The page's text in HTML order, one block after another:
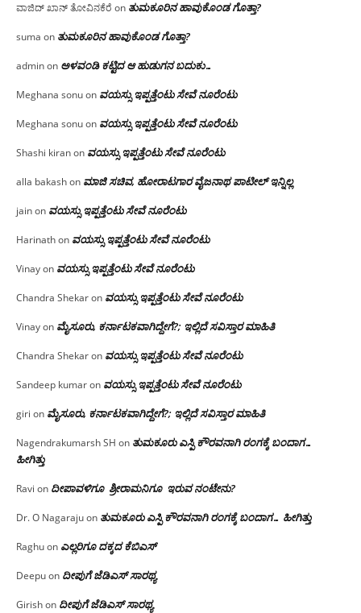
ವಾಜಿದ್ ಖಾನ್ ತೋವಿನಕೆರೆ on ತುಮಕೂರಿನ ಹಾವುಕೊಂಡ ಗೊತ್ತಾ?
suma on ತುಮಕೂರಿನ ಹಾವುಕೊಂಡ ಗೊತ್ತಾ?
adminon ಅಳವಂಡಿ ಕಟ್ಟಿದ ಆ ಹುಡುಗನ ಬದುಕು…
Meghana sonuon ವಯಸ್ಸು ಇಪ್ಪತ್ತೆಂಟು ಸೇವೆ ನೂರೆಂಟು
Meghana sonuon ವಯಸ್ಸು ಇಪ್ಪತ್ತೆಂಟು ಸೇವೆ ನೂರೆಂಟು
Shashi kiranon ವಯಸ್ಸು ಇಪ್ಪತ್ತೆಂಟು ಸೇವೆ ನೂರೆಂಟು
alla bakashon ಮಾಜಿ ಸಚಿವ, ಹೋರಾಟಗಾರ ವೈಜನಾಥ ಪಾಟೀಲ್ ಇನ್ನಿಲ್ಲ
jainon ವಯಸ್ಸು ಇಪ್ಪತ್ತೆಂಟು ಸೇವೆ ನೂರೆಂಟು
Harinathon ವಯಸ್ಸು ಇಪ್ಪತ್ತೆಂಟು ಸೇವೆ ನೂರೆಂಟು
Vinayon ವಯಸ್ಸು ಇಪ್ಪತ್ತೆಂಟು ಸೇವೆ ನೂರೆಂಟು
Chandra Shekaron ವಯಸ್ಸು ಇಪ್ಪತ್ತೆಂಟು ಸೇವೆ ನೂರೆಂಟು
Vinayon ಮೈಸೂರು, ಕರ್ನಾಟಕವಾಗಿದ್ದೇಗೆ?; ಇಲ್ಲಿದೆ ಸವಿಸ್ತಾರ ಮಾಹಿತಿ
Chandra Shekaron ವಯಸ್ಸು ಇಪ್ಪತ್ತೆಂಟು ಸೇವೆ ನೂರೆಂಟು
Sandeep kumaron ವಯಸ್ಸು ಇಪ್ಪತ್ತೆಂಟು ಸೇವೆ ನೂರೆಂಟು
giri on ಮೈಸೂರು, ಕರ್ನಾಟಕವಾಗಿದ್ದೇಗೆ?; ಇಲ್ಲಿದೆ ಸವಿಸ್ತಾರ ಮಾಹಿತಿ
Nagendrakumarsh SH on ತುಮಕೂರು ಎಸ್ಪಿ ಕೌರವನಾಗಿ ರಂಗಕ್ಕೆ ಬಂದಾಗ…
ಹೀಗಿತ್ತು
Ravi on ದೀಪಾವಳಿಗೂ ಶ್ರೀರಾಮನಿಗೂ ಇರುವ ನಂಟೇನು?
Dr. O Nagarajuon ತುಮಕೂರು ಎಸ್ಪಿ ಕೌರವನಾಗಿ ರಂಗಕ್ಕೆ ಬಂದಾಗ… ಹೀಗಿತ್ತು
Raghuon ಎಲ್ಲರಿಗೂ ದಕ್ಕದ ಕೆಬಿಎಸ್
Deepuon ದೀಪುಗೆ ಜೆಡಿಎಸ್ ಸಾರಥ್ಯ
Girishon ದೀಪುಗೆ ಜೆಡಿಎಸ್ ಸಾರಥ್ಯ